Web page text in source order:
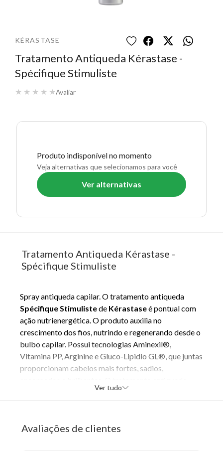
KÉRASTASE
Tratamento Antiqueda Kérastase -
Spécifique Stimuliste
★ ★ ★ ★ ★Avaliar
Produto indisponível no momento
Veja alternativas que selecionamos para você
Ver alternativas
Tratamento Antiqueda Kérastase -
Spécifique Stimuliste
Spray antiqueda capilar. O tratamento antiqueda
Spécifique Stimulistede Kérastaseé pontual com
ação nutrienergética. O produto auxilia no
crescimento dos fios, nutrindo e regenerando desde o
bulbo capilar. Possui tecnologias Aminexil®,
Vitamina PP, Arginine e Gluco-Lipidio GL®, que juntas
proporcionam cabelos mais fortes, sadios,
Spécifique Stimulisteproporciona densidade, o
Seu combate ao enrijecimento do colágeno oferece
Ver tudo
Avaliações de clientes